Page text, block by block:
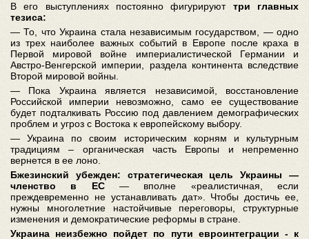
В его выступлениях постоянно фигурируют три главных
тезиса:
— То, что Украина стала независимым государством, — одно
из трех наиболее важных событий в Европе после краха в
Первой мировой войне империалистической Германии и
Австро-Венгерской империи, раздела континента вследствие
Второй мировой войны.
— Пока Украина является независимой, восстановление
Российской империи невозможно, само ее существование
будет подталкивать Россию под давлением демографических
проблем и угроз с Востока к европейскому выбору.
— Украина по своим историческим корням и культурным
традициям – органическая часть Европы и непременно
вернется в ее лоно.
Бжезинский убежден: стратегическая цель Украины —
членство в ЕС — вполне «реалистичная, если
преждевременно не устанавливать дат». Чтобы достичь ее,
нужны многолетние настойчивые переговоры, структурные
изменения и демократические реформы в стране.
Украина неизбежно пойдет по пути евроинтеграции - к